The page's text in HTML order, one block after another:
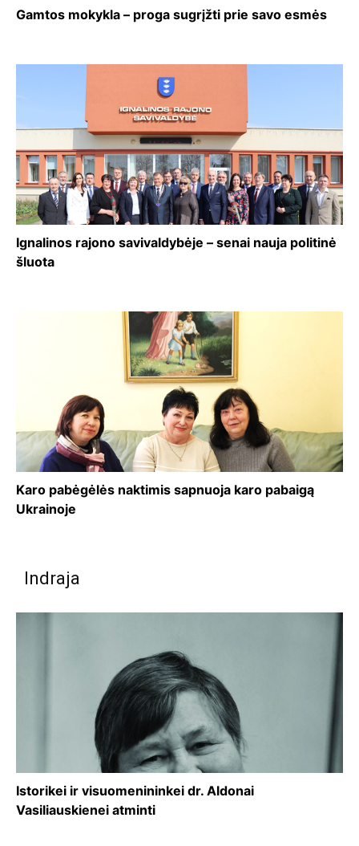
Gamtos mokykla – proga sugrįžti prie savo esmės
Ignalinos rajono savivaldybėje – senai nauja politinė
šluota
Karo pabėgėlės naktimis sapnuoja karo pabaigą
Ukrainoje
Indraja
Istorikei ir visuomenininkei dr. Aldonai
Vasiliauskienei atminti